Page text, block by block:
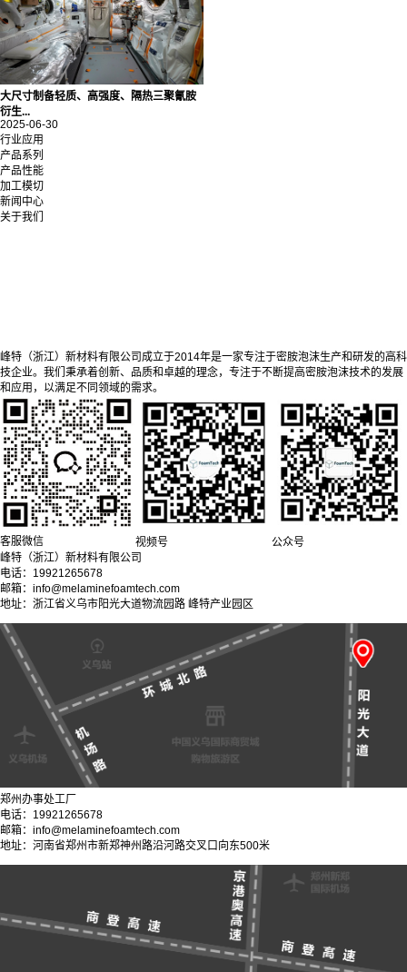
大尺寸制备轻质、高强度、隔热三聚氰胺
衍生...
2025-06-30
行业应用
产品系列
产品性能
加工模切
新闻中心
关于我们
峰特（浙江）新材料有限公司成立于2014年是一家专注于密胺泡沫生产和研发的高科
技企业。我们秉承着创新、品质和卓越的理念，专注于不断提高密胺泡沫技术的发展
和应用，以满足不同领域的需求。
客服微信 视频号
公众号
峰特（浙江）新材料有限公司
电话：19921265678
邮箱：info@melaminefoamtech.com
地址：浙江省义乌市阳光大道物流园路 峰特产业园区
郑州办事处工厂
电话：19921265678
邮箱：info@melaminefoamtech.com
地址：河南省郑州市新郑神州路沿河路交叉口向东500米